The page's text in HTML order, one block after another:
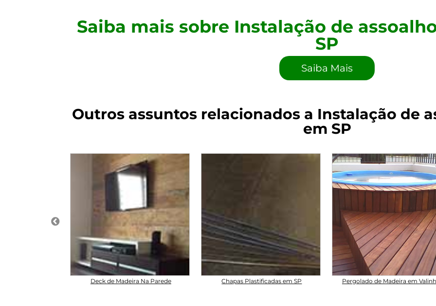
Saiba mais sobre Instalação de
SP
Saiba Mais
Outros assuntos relacionados a Instalação de
em SP
Deck de Madeira Na Parede Chapas Plastificadas em SP Pergolado de Madeira em